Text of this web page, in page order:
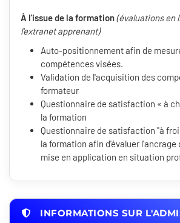
À l'issue de la formation(évaluations en
l'extranet apprenant)
Auto-positionnement afin de
compétences visées.
Validation de l'acquisition des
formateur
Questionnaire de satisfaction « à
la formation
Questionnaire de satisfaction "à
la formation afin d'évaluer l'ancrage
mise en application en situation
INFORMATIONS SUR